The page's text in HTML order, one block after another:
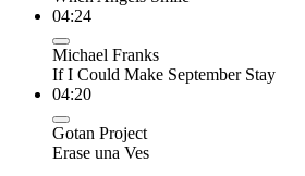
04:24
Michael Franks
If I Could Make September Stay
04:20
Gotan Project
Erase una Ves